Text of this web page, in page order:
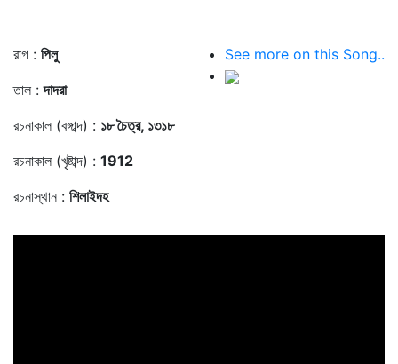
রাগ : পিলু
তাল :দাদরা
রচনাকাল (বঙ্গাব্দ) : ১৮ চৈত্র, ১৩১৮
রচনাকাল (খৃষ্টাব্দ) : 1912
রচনাস্থান : শিলাইদহ
See more on this Song..